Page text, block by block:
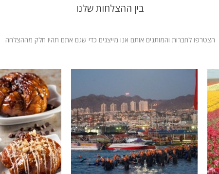
בין ההצלחות שלנו
הצטרפו לחברות והמותגים אותם אנו מייצגים כדי שגם אתם תהיו חלק מההצלחה